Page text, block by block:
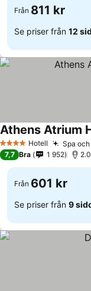
Från 811 kr
Se priser från 12
4 StjärnorHotell Spa
Athens Atrium
7,7 Bra 1 952
Från 601 kr
Se priser från 9